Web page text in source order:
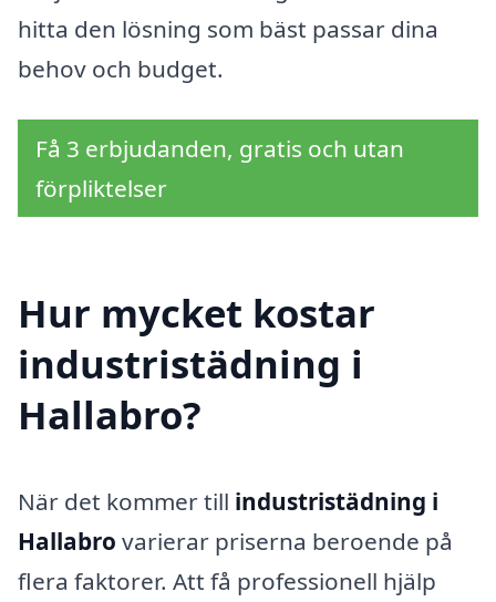
hitta den lösning som bäst passar dina
behov och budget.
Få 3 erbjudanden, gratis och utan
förpliktelser
Hur mycket kostar
industristädning i
Hallabro?
När det kommer till industristädning i
Hallabro varierar priserna beroende på
flera faktorer. Att få professionell hjälp